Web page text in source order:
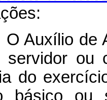
Auxílio de
servidor ou
do
básico ou